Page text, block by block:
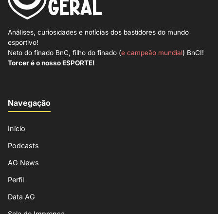
Análises, curiosidades e notícias dos bastidores do mundo
esportivo!
Neto do finado BnC, filho do finado (e campeão mundial) BnCI!
Torcer é o nosso ESPORTE!
Navegação
Início
Podcasts
AG News
Perfil
Data AG